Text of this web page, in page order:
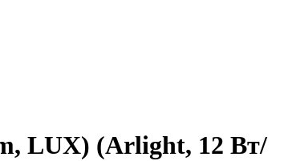
LUX) (Arlight, 12 Вт/